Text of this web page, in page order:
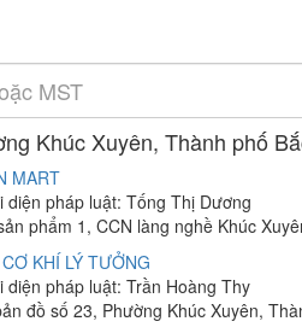
Khúc Xuyên, Thành phố
MART
diện pháp luật: Tống Thị Dương
phẩm 1, CCN làng nghề Khúc
KHÍ LÝ TƯỞNG
diện pháp luật: Trần Hoàng Thy
đồ số 23, Phường Khúc Xuyên,